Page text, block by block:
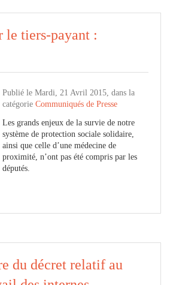
le tiers-payant :
Publié le Mardi, 21 Avril 2015, dans la
catégorie Communiqués de Presse
Les grands enjeux de la survie de notre
système de protection sociale solidaire,
ainsi que celle d’une médecine de
proximité, n’ont pas été compris par les
députés.
du décret relatif au